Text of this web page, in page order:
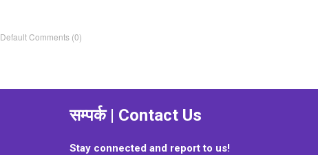
Default Comments (0)
सम्पर्क | Contact Us
Stay connected and report to us!